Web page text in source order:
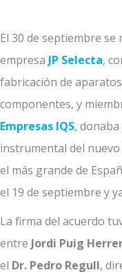
El 30 de septiembre
empresa JP Selecta,
fabricación de
componentes, y
Empresas IQS,
instrumental del
el más grande de
el 19 de septiembre y
La firma del acuerdo
entre Jordi Puig
el Dr. Pedro Regull,